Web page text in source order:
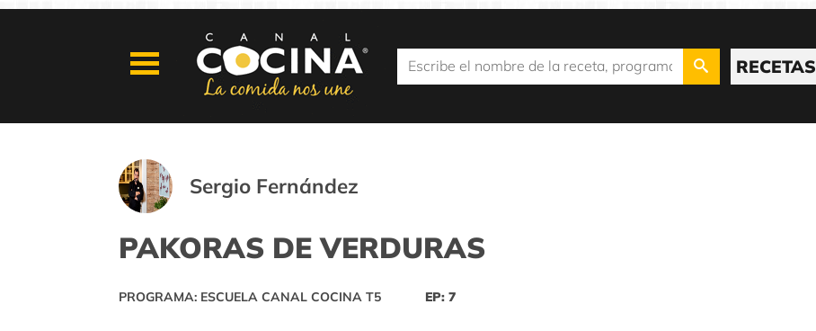
RECETAS
Sergio Fernández
PAKORAS DE VERDURAS
PROGRAMA: ESCUELA CANAL COCINA T5 EP: 7